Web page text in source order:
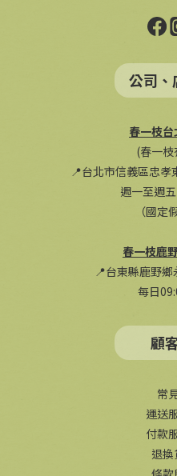
公司、
春一枝
(春一
📍台北市信義區忠
週一至週
（國定
春一枝鹿
📍台東縣鹿野
每日
顧
常
運送
付款
退